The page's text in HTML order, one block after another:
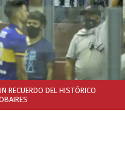
RECUERDO DEL HISTÓRICO